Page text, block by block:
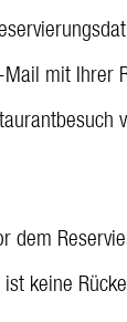
mit Ihrer
dem
keine